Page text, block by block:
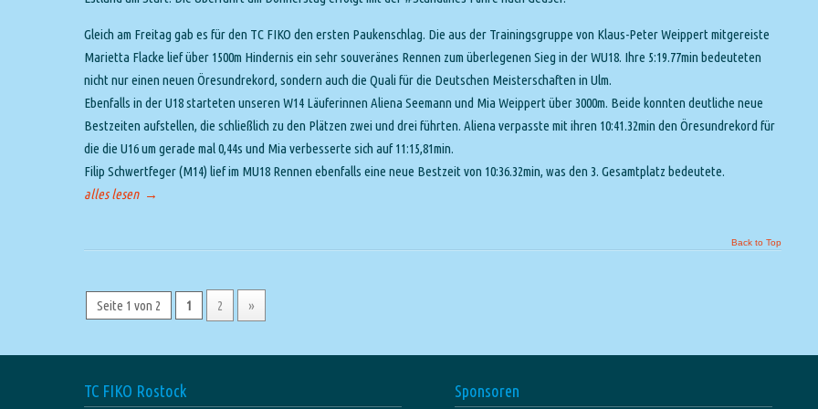
Gleich am Freitag gab es für den TC FIKO den ersten Paukenschlag. Die aus der Trainingsgruppe von Klaus-Peter Weippert mitgereiste
Marietta Flacke lief über 1500m Hindernis ein sehr souveränes Rennen zum überlegenen Sieg in der WU18. Ihre 5:19.77min bedeuteten
nicht nur einen neuen Öresundrekord, sondern auch die Quali für die Deutschen Meisterschaften in Ulm.
Ebenfalls in der U18 starteten unseren W14 Läuferinnen Aliena Seemann und Mia Weippert über 3000m. Beide konnten deutliche neue
Bestzeiten aufstellen, die schließlich zu den Plätzen zwei und drei führten. Aliena verpasste mit ihren 10:41.32min den Öresundrekord für
die die U16 um gerade mal 0,44s und Mia verbesserte sich auf 11:15,81min.
Filip Schwertfeger (M14) lief im MU18 Rennen ebenfalls eine neue Bestzeit von 10:36.32min, was den 3. Gesamtplatz bedeutete.
alles lesen →
Back to Top
Seite 1 von 2 1 2 »
TC FIKO Rostock Sponsoren